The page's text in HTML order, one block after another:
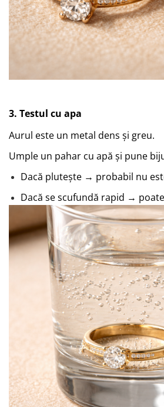
3. Testul cu apa
Aurul este un metal dens și greu.
Umple un pahar cu apă și pune
Dacă plutește → probabil nu
Dacă se scufundă rapid →